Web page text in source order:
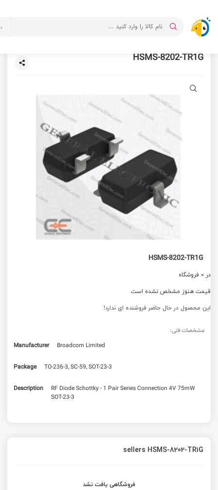
HSMS-8202-TR1G
HSMS-8202-TR1G
در 0 فروشگاه
قیمت هنوز مشخص نشده است
این محصول در حال حاضر فروشنده ای ندارد!
مشخصات فنی:
Manufacturer
Broadcom Limited
Package TO-236-3, SC-59, SOT-23-3
Description
RF Diode Schottky - 1 Pair Series Connection 4V 75mW
SOT-23-3
sellers HSMS-8202-TR1G
فروشگاهی یافت نشد